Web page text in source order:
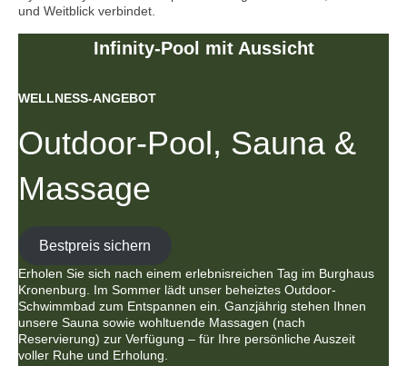
und Weitblick verbindet.
Infinity-Pool mit Aussicht
WELLNESS-ANGEBOT
Outdoor-Pool, Sauna &
Massage
Bestpreis sichern
Erholen Sie sich nach einem erlebnisreichen Tag im Burghaus
Kronenburg. Im Sommer lädt unser beheiztes Outdoor-
Schwimmbad zum Entspannen ein. Ganzjährig stehen Ihnen
unsere Sauna sowie wohltuende Massagen (nach
Reservierung) zur Verfügung – für Ihre persönliche Auszeit
voller Ruhe und Erholung.